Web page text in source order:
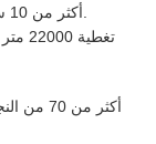
أكثر من 10 سنوات من الخبرة في إنتاج أثاث الأريكة بالجملة.